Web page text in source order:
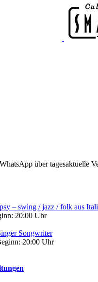
über tagesaktuelle
– swing / jazz / folk aus
20:00 Uhr
Songwriter
20:00 Uhr